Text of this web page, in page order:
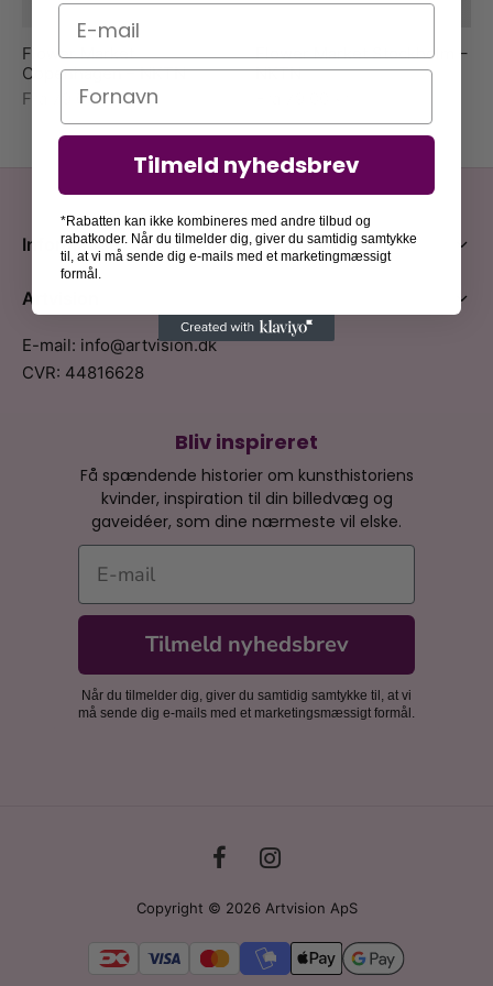
Flower Market
Copenhagen – NKTN
Fra
79,00kr.
Flower Market Stockholm –
NKTN
Bliv inspireret
Få spændende historier om kunsthistoriens
kvinder, inspiration til din billedvæg og
gaveidéer, som dine nærmeste vil elske.
E-mail
Tilmeld nyhedsbrev
Når du tilmelder dig, giver du samtidig samtykke til, at vi
må sende dig e-mails med et marketingsmæssigt formål.
Information
Artvision
E-mail: info@artvision.dk
CVR: 44816628
Copyright © 2026 Artvision ApS
E-mail
Navn
Tilmeld nyhedsbrev
*Rabatten kan ikke kombineres med andre tilbud og
rabatkoder. Når du tilmelder dig, giver du samtidig samtykke
til, at vi må sende dig e-mails med et marketingmæssigt
formål.